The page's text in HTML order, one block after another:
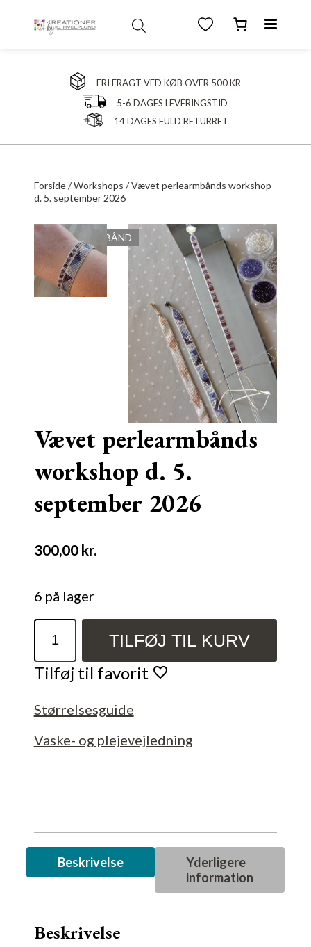
FRI FRAGT VED KØB OVER 500 KR
5-6 DAGES LEVERINGSTID
14 DAGES FULD RETURRET
Forside/Workshops / Vævet perlearmbånds workshop
d. 5. september 2026
VÆVET ARMBÅND
Vævet perlearmbånds
workshop d. 5.
september 2026
300,00 kr.
6 på lager
Vævet
perlearmbånds
workshop
d.
september
2026
TILFØJ TIL KURV
Tilføj til favorit
Størrelsesguide
Vaske- og plejevejledning
Beskrivelse
Yderligere
information
Beskrivelse